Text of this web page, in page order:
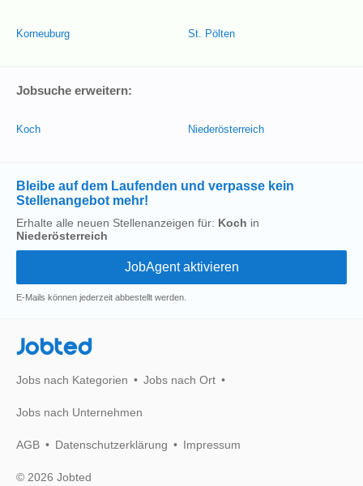
Korneuburg St. Pölten
Jobsuche erweitern:
Koch Niederösterreich
Bleibe auf dem Laufenden und verpasse kein
Stellenangebot mehr!
Erhalte alle neuen Stellenanzeigen für: Koch in
Niederösterreich
E-Mails können jederzeit abbestellt werden.
Jobted
Jobs nach Kategorien Jobs nach Ort
Jobs nach Unternehmen
AGB Datenschutzerklärung Impressum
© 2026 Jobted